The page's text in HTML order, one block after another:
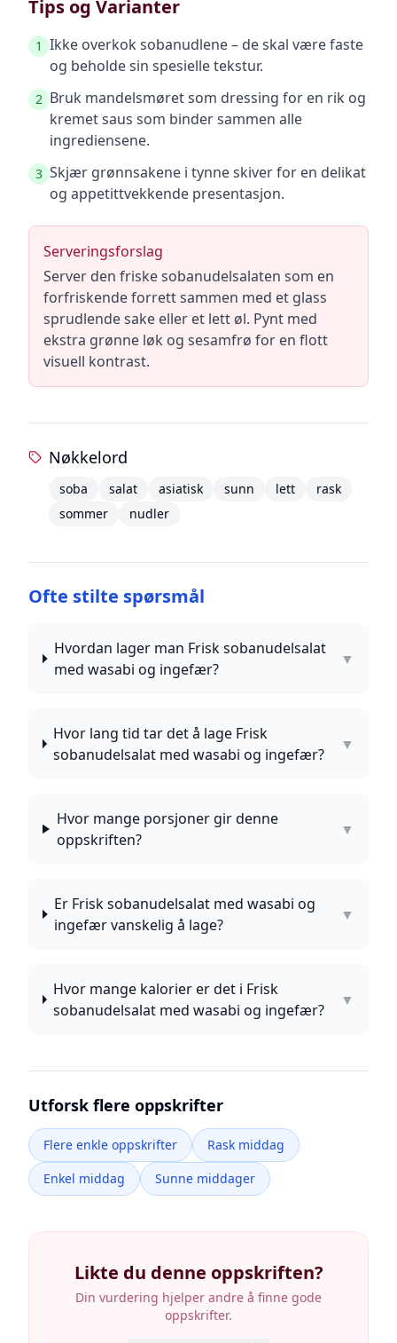
Tips og Varianter
1 Ikke overkok sobanudlene – de skal være faste
og beholde sin spesielle tekstur.
2 Bruk mandelsmøret som dressing for en rik og
kremet saus som binder sammen alle
ingrediensene.
3 Skjær grønnsakene i tynne skiver for en delikat
og appetittvekkende presentasjon.
Serveringsforslag
Server den friske sobanudelsalaten som en
forfriskende forrett sammen med et glass
sprudlende sake eller et lett øl. Pynt med
ekstra grønne løk og sesamfrø for en flott
visuell kontrast.
Nøkkelord
soba salat asiatisk sunn lett
rask
sommer
nudler
Ofte stilte spørsmål
Hvordan lager man Frisk sobanudelsalat
med wasabi og ingefær?
▼
Hvor lang tid tar det å lage Frisk
sobanudelsalat med wasabi og ingefær?
▼
Hvor mange porsjoner gir denne
oppskriften?
▼
Er Frisk sobanudelsalat med wasabi og
ingefær vanskelig å lage?
▼
Hvor mange kalorier er det i Frisk
sobanudelsalat med wasabi og ingefær?
▼
Utforsk flere oppskrifter
Flere enkle oppskrifter
Rask middag
Enkel middag
Sunne middager
Likte du denne oppskriften?
Din vurdering hjelper andre å finne gode
oppskrifter.